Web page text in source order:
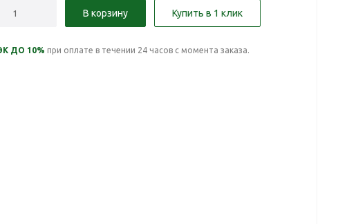
В корзину Купить в 1 клик
ДО 10% при оплате в течении 24 часов с момента заказа.